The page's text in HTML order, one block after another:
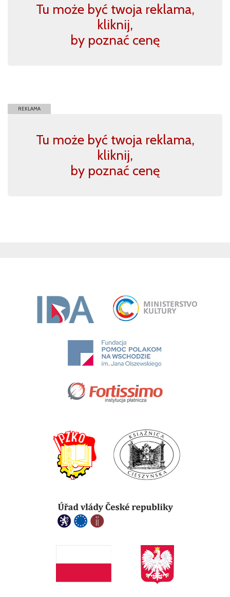
Tu może być twoja reklama,
kliknij,
by poznać cenę
REKLAMA
Tu może być twoja reklama,
kliknij,
by poznać cenę